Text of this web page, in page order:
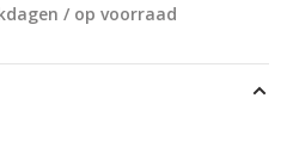
/ op voorraad